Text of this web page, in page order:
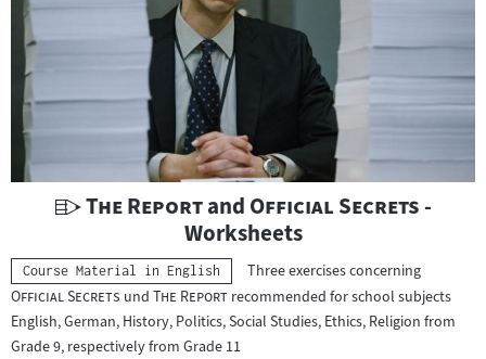
r
a
:
U
t
e
r
r
"
The Report"
and "
Official Secrets"-
Worksheets
Kategorie:
Course Material in English Three exercises concerning"
Official Secrets "und "
The Report"recommended for school subjects
English, German, History, Politics, Social Studies, Ethics, Religion from
Grade 9, respectively from Grade 11